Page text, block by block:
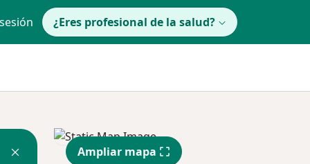
¿Eres profesional de la salud?
Ampliar mapa